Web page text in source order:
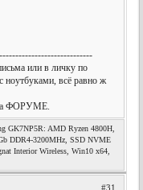
или в личку по
ноутбуками, всё равно ж
на ФОРУМЕ.
GK7NP5R: AMD Ryzen 4800H,
DDR4-3200MHz, SSD NVME
Interior Wireless, Win10 x64,
#31